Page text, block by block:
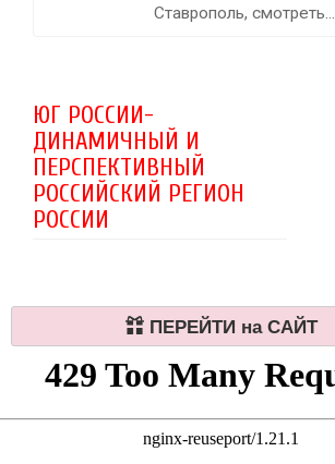
Ставрополь, смотреть...
ЮГ РОССИИ-
ДИНАМИЧНЫЙ И
ПЕРСПЕКТИВНЫЙ
РОССИЙСКИЙ РЕГИОН
РОССИИ
ПЕРЕЙТИ на САЙТ